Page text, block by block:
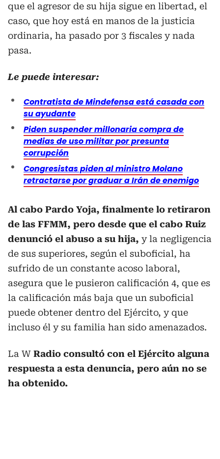
que el agresor de su hija sigue en libertad, el
caso, que hoy está en manos de la justicia
ordinaria, ha pasado por 3 fiscales y nada
pasa.
Le puede interesar:
Contratista de Mindefensa está casada con
su ayudante
Piden suspender millonaria compra de
medias de uso militar por presunta
corrupción
Congresistas piden al ministro Molano
retractarse por graduar a Irán de enemigo
Al cabo Pardo Yoja, finalmente lo retiraron
de las FFMM, pero desde que el cabo Ruiz
denunció el abuso a su hija, y la negligencia
de sus superiores, según el suboficial, ha
sufrido de un constante acoso laboral,
asegura que le pusieron calificación 4, que es
la calificación más baja que un suboficial
puede obtener dentro del Ejército, y que
incluso él y su familia han sido amenazados.
La W Radio consultó con el Ejército alguna
respuesta a esta denuncia, pero aún no se
ha obtenido.